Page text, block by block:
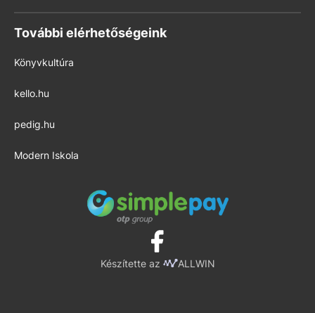
További elérhetőségeink
Könyvkultúra
kello.hu
pedig.hu
Modern Iskola
Készítette az ALLWIN